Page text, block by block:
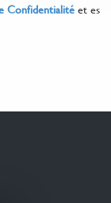
Confidentialité et es